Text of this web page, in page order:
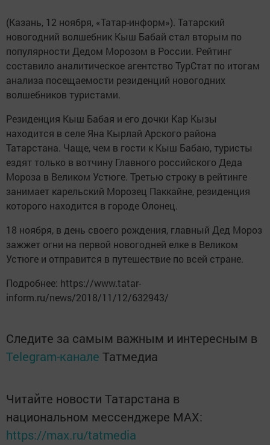
(Казань, 12 ноября, «Татар-информ»). Татарский
новогодний волшебник Кыш Бабай стал вторым по
популярности Дедом Морозом в России. Рейтинг
составило аналитическое агентство ТурСтат по итогам
анализа посещаемости резиденций новогодних
волшебников туристами.
Резиденция Кыш Бабая и его дочки Кар Кызы
находится в селе Яна Кырлай Арского района
Татарстана. Чаще, чем в гости к Кыш Бабаю, туристы
ездят только в вотчину Главного российского Деда
Мороза в Великом Устюге. Третью строку в рейтинге
занимает карельский Морозец Паккайне, резиденция
которого находится в городе Олонец.
18 ноября, в день своего рождения, главный Дед Мороз
зажжет огни на первой новогодней елке в Великом
Устюге и отправится в путешествие по всей стране.
Подробнее: https://www.tatar-
inform.ru/news/2018/11/12/632943/
Следите за самым важным и интересным в
Telegram-канале Татмедиа
Читайте новости Татарстана в
национальном мессенджере MАХ:
https://max.ru/tatmedia